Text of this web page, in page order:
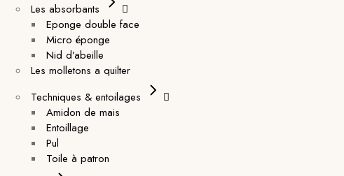
Les absorbants
Eponge double face
Micro éponge
Nid d’abeille
Les molletons a quilter
Techniques & entoilages
Amidon de mais
Entoillage
Pul
Toile à patron